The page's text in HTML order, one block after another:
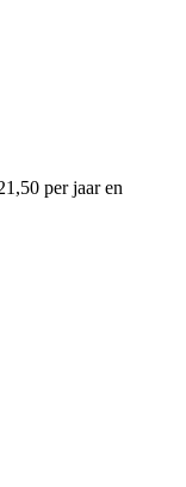
per jaar en